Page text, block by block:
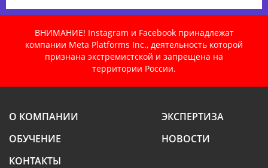
ВНИМАНИЕ! Instagram и Facebook принадлежат
компании Meta Platforms Inc., деятельность которой
признана экстремистской и запрещена на
территории России.
О КОМПАНИИ
ЭКСПЕРТИЗА
ОБУЧЕНИЕ
НОВОСТИ
КОНТАКТЫ